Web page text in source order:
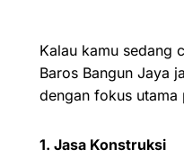
Kalau kamu sedang
Baros Bangun Jaya
dengan fokus utama
1. Jasa Konstruksi